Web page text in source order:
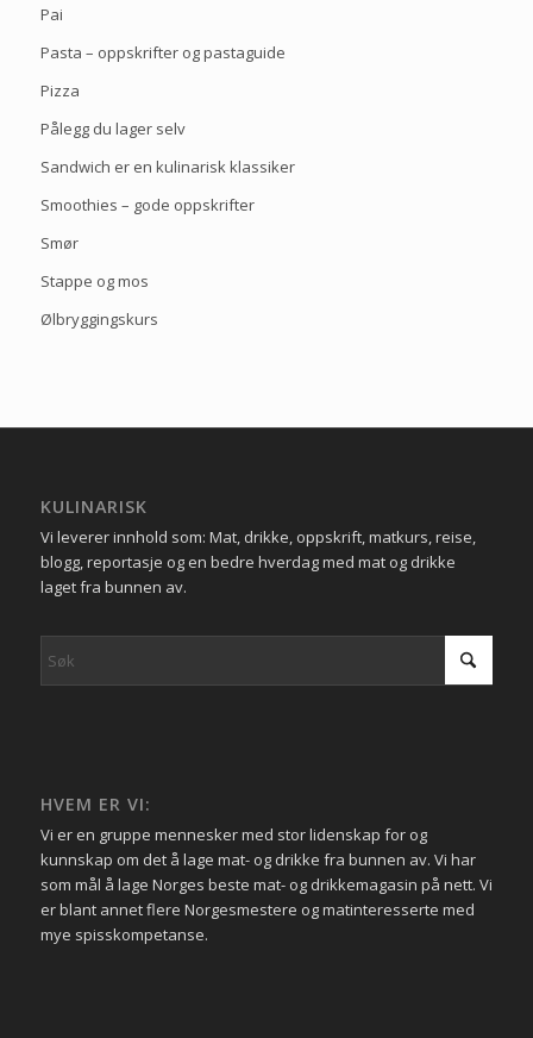
Pai
Pasta – oppskrifter og pastaguide
Pizza
Pålegg du lager selv
Sandwich er en kulinarisk klassiker
Smoothies – gode oppskrifter
Smør
Stappe og mos
Ølbryggingskurs
KULINARISK
Vi leverer innhold som: Mat, drikke, oppskrift, matkurs, reise,
blogg, reportasje og en bedre hverdag med mat og drikke
laget fra bunnen av.
HVEM ER VI:
Vi er en gruppe mennesker med stor lidenskap for og
kunnskap om det å lage mat- og drikke fra bunnen av. Vi har
som mål å lage Norges beste mat- og drikkemagasin på nett. Vi
er blant annet flere Norgesmestere og matinteresserte med
mye spisskompetanse.